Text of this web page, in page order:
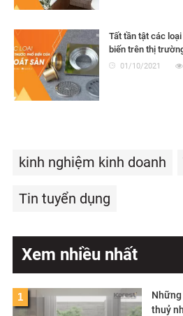
Tất tần tật các
biến trên thị
01/10/2021
kinh nghiệm kinh doanh
Tin tuyển dụng
Xem nhiều nhất
1
thuỷ